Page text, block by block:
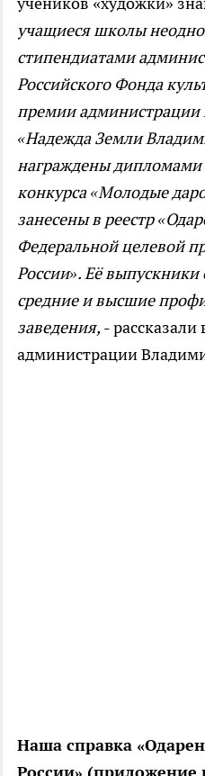
учащиеся школы
стипендиатами
Российского Фонда
премии администрации
«Надежда Земли
награждены дипломами
конкурса «Молодые
занесены в реестр
Федеральной целевой
России». Её
средние и высшие
заведения, - рассказали
администрации
Наша справка
России»